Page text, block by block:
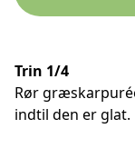
Trin 1/4
Rør
indtil den er glat.